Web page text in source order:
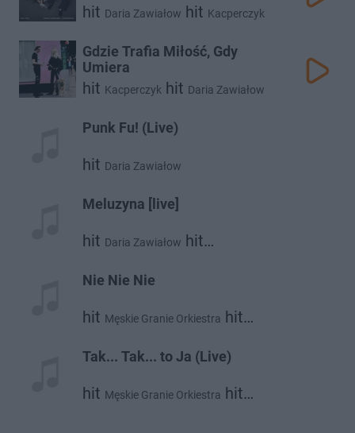
hit Daria Zawiałow hit Kacperczyk
Gdzie Trafia Miłość, Gdy
Umiera
hit Kacperczyk hit Daria Zawiałow
Punk Fu! (Live)
hit Daria Zawiałow
Meluzyna [live]
hit Daria Zawiałow hit
Męskie Granie Orkiestra 2018
Nie Nie Nie
hit Męskie Granie Orkiestra hit
Kacperczyk
Tak... Tak... to Ja (Live)
hit Męskie Granie Orkiestra hit